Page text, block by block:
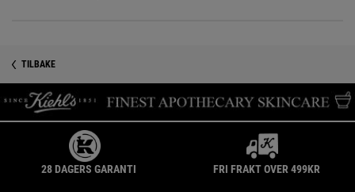
TILBAKE
28 DAGERS GARANTI FRI FRAKT OVER 499KR